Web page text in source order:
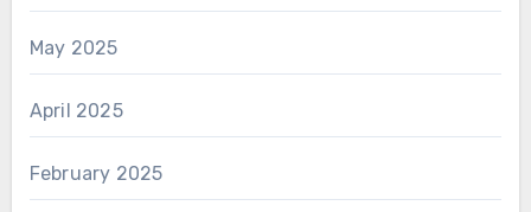
May 2025
April 2025
February 2025